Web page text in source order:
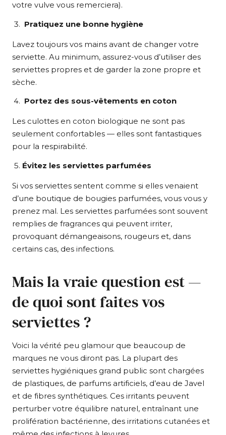
votre vulve vous remerciera).
Pratiquez une bonne hygiène
Lavez toujours vos mains avant de changer votre
serviette. Au minimum, assurez-vous d’utiliser des
serviettes propres et de garder la zone propre et
sèche.
Portez des sous-vêtements en coton
Les culottes en coton biologique ne sont pas
seulement confortables — elles sont fantastiques
pour la respirabilité.
Évitez les serviettes parfumées
Si vos serviettes sentent comme si elles venaient
d’une boutique de bougies parfumées, vous vous y
prenez mal. Les serviettes parfumées sont souvent
remplies de fragrances qui peuvent irriter,
provoquant démangeaisons, rougeurs et, dans
certains cas, des infections.
Mais la vraie question est —
de quoi sont faites vos
serviettes ?
Voici la vérité peu glamour que beaucoup de
marques ne vous diront pas. La plupart des
serviettes hygiéniques grand public sont chargées
de plastiques, de parfums artificiels, d’eau de Javel
et de fibres synthétiques. Ces irritants peuvent
perturber votre équilibre naturel, entraînant une
prolifération bactérienne, des irritations cutanées et